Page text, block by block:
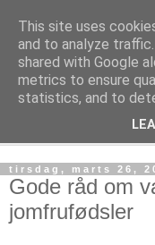
Kage!
Kage, kultur og tanker
tirsdag, marts 26,
Gode råd om
jomfrufødsler
This site uses
and to analyze
shared with Google
metrics to ensure
statistics, and to